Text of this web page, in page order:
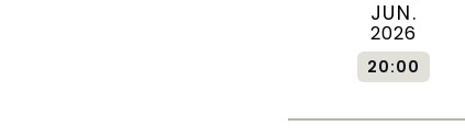
JUN.
2026
20:00